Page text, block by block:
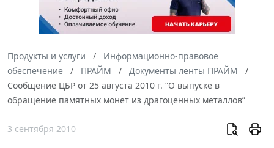
Продукты и услуги
Информационно-правовое
обеспечение
ПРАЙМ
Документы ленты ПРАЙМ
Сообщение ЦБР от 25 августа 2010 г. “О выпуске в
обращение памятных монет из драгоценных металлов”
3 сентября 2010